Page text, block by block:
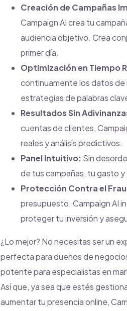
Creación de Campañas
Campaign AI crea tu
audiencia objetivo. Crea
primer día.
Optimización en Tiempo
continuamente los datos de
estrategias de palabras
Resultados Sin
cuentas de clientes,
reales y análisis predictivos.
Panel Intuitivo: Sin
de tus campañas, tu gasto
Protección Contra el
presupuesto. Campaign AI
proteger tu inversión y
¿Lo mejor? No necesitas ser un
perfecta para dueños de
potente para especialistas en
Así que, ya sea que estés
aumentar tu presencia online,